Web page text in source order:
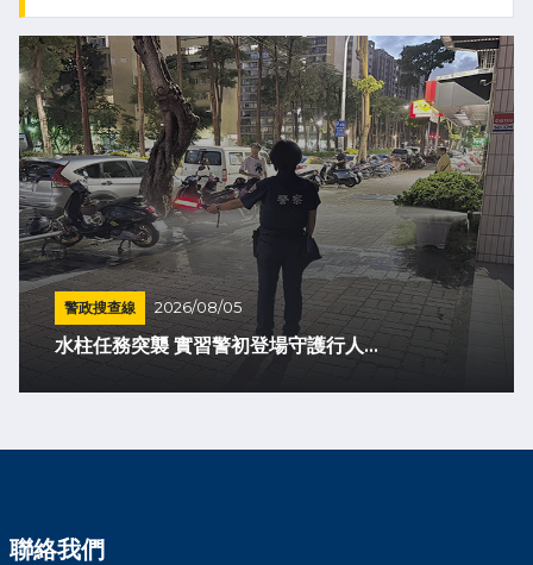
警政搜查線 2026/08/05
水柱任務突襲 實習警初登場守護行人...
聯絡我們